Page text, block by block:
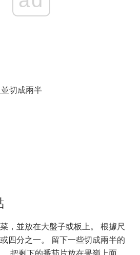
切成兩半
，並放在大盤子或板上。 根據尺
四分之一。 留下一些切成兩半的
把剩下的番茄片放在果嶺上面。